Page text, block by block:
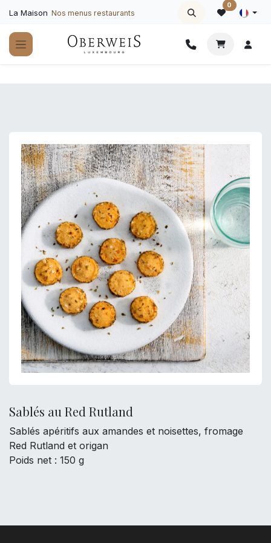
La Maison Nos menus restaurants
0
Sablés au Red Rutland
Sablés apéritifs aux amandes et noisettes, fromage
Red Rutland et origan
Poids net : 150 g